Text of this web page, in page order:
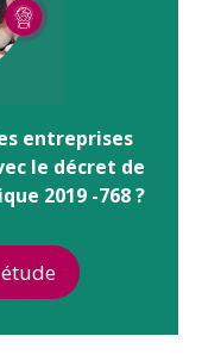
entreprises
le décret de
2019 -768 ?